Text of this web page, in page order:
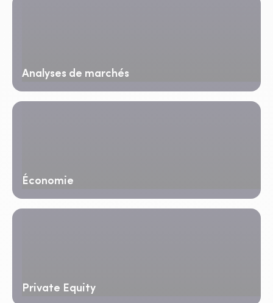
Analyses de marchés
Économie
Private Equity